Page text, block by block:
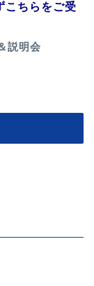
こちらをご受
説明会